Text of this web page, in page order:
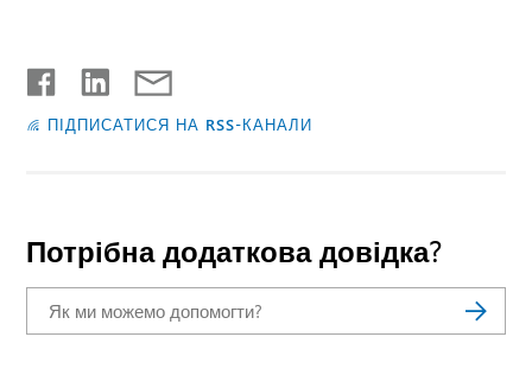
ПІДПИСАТИСЯ НА RSS-КАНАЛИ
Потрібна додаткова довідка?